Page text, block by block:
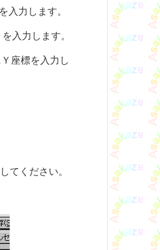
入力します。
入力します。
座標を入力し
てください。